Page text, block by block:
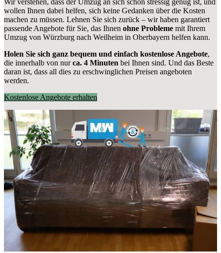
wollen Ihnen dabei helfen, sich keine Gedanken über die Kosten
machen zu müssen. Lehnen Sie sich zurück – wir haben garantiert
passende Angebote für Sie, das Ihnen ohne Probleme mit Ihrem
Umzug von Würzburg nach Weilheim in Oberbayern helfen kann.
Holen Sie sich ganz bequem und einfach kostenlose Angebote,
die innerhalb von nurca. 4 Minuten bei Ihnen sind. Und das Beste
daran ist, dass all dies zu erschwinglichen Preisen angeboten
werden.
Kostenlose Angebote erhalten